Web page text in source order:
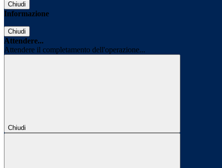
Chiudi
Informazione
Chiudi
Attendere...
Attendere il completamento dell'operazione...
Chiudi